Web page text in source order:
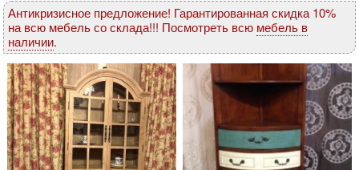
Антикризисное предложение! Гарантированная скидка 10%
на всю мебель со склада!!! Посмотреть всю мебель в
наличии.